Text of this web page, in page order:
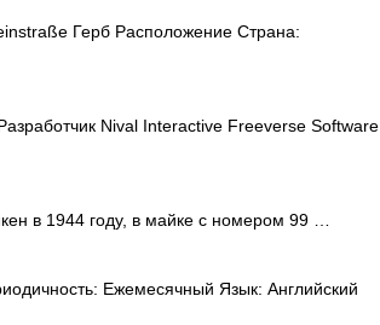
Герб Расположение Страна:
Nival Interactive Freeverse Software
в 1944 году, в майке с номером 99 …
Ежемесячный Язык: Английский